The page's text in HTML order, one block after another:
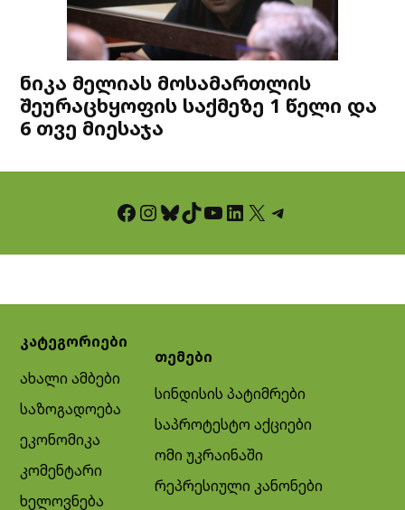
ნიკა მელიას მოსამართლის
შეურაცხყოფის საქმეზე 1 წელი და
6 თვე მიესაჯა
Facebook InstagramBluesky TikTok YouTube LinkedIn X Telegram
კატეგორიები
ახალი ამბები
საზოგადოება
ეკონომიკა
კომენტარი
ხელოვნება
თემები
სინდისის პატიმრები
საპროტესტო აქციები
ომი უკრაინაში
რეპრესიული კანონები